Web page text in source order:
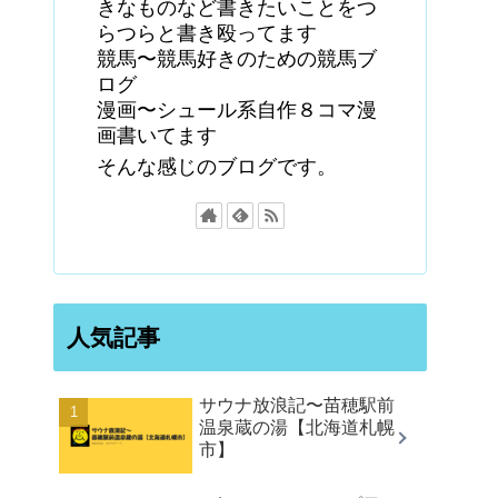
きなものなど書きたいことをつ
らつらと書き殴ってます
競馬〜競馬好きのための競馬ブ
ログ
漫画〜シュール系自作８コマ漫
画書いてます
そんな感じのブログです。
人気記事
サウナ放浪記〜苗穂駅前
温泉蔵の湯【北海道札幌
市】